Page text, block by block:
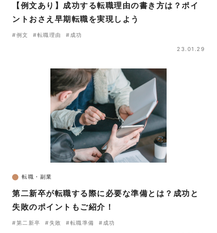
【例文あり】成功する転職理由の書き方は？ポイ
ントおさえ早期転職を実現しよう
#例文 #転職理由 #成功
23.01.29
転職・副業
第二新卒が転職する際に必要な準備とは？成功と
失敗のポイントもご紹介！
#第二新卒 #失敗 #転職準備 #成功